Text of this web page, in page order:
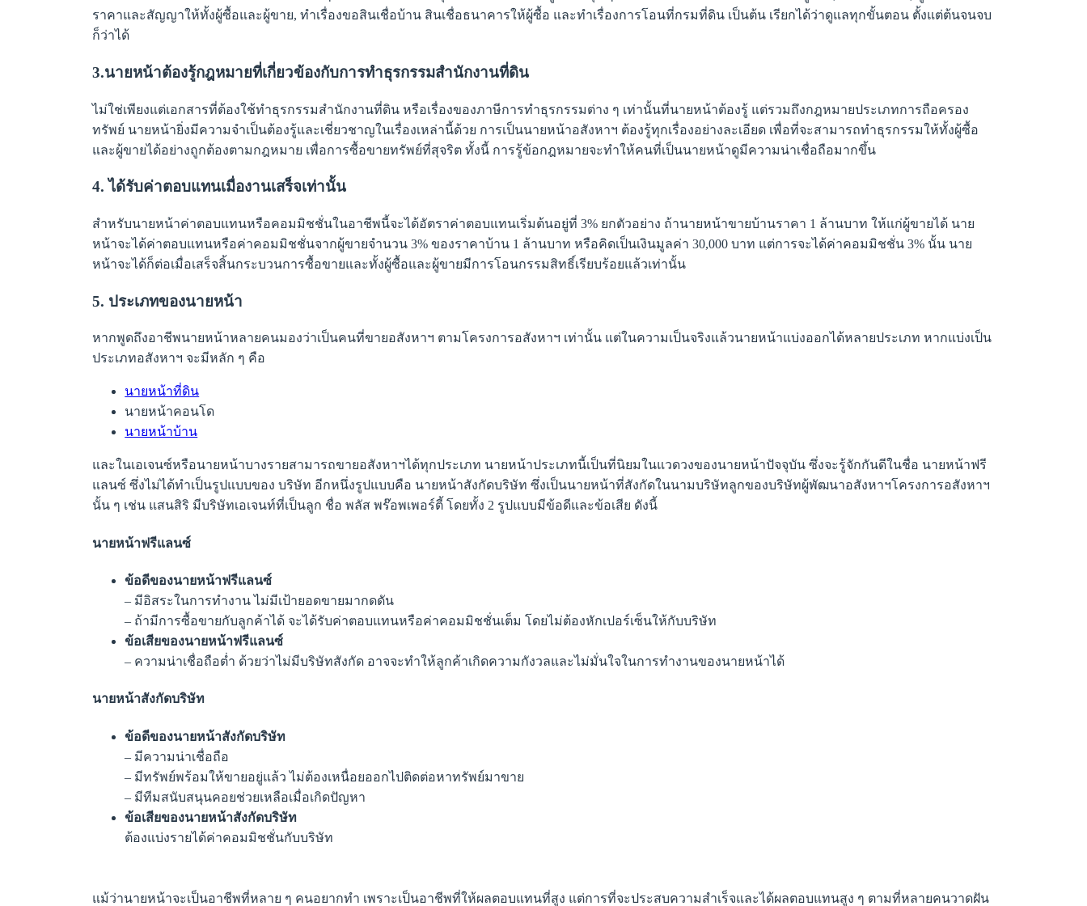
ราคาและสัญญาให้ทั้งผู้ซื้อและผู้ขาย, ทำเรื่องขอสินเชื่อบ้าน สินเชื่อธนาคารให้ผู้ซื้อ และทำเรื่องการโอนที่กรมที่ดิน เป็นต้น เรียกได้ว่าดูแลทุกขั้นตอน ตั้งแต่ต้นจนจบ
ก็ว่าได้
3.นายหน้าต้องรู้กฎหมายที่เกี่ยวข้องกับการทำธุรกรรมสำนักงานที่ดิน
ไม่ใช่เพียงแต่เอกสารที่ต้องใช้ทำธุรกรรมสำนักงานที่ดิน หรือเรื่องของภาษีการทำธุรกรรมต่าง ๆ เท่านั้นที่นายหน้าต้องรู้ แต่รวมถึงกฎหมายประเภทการถือครอง
ทรัพย์ นายหน้ายิ่งมีความจำเป็นต้องรู้และเชี่ยวชาญในเรื่องเหล่านี้ด้วย การเป็นนายหน้าอสังหาฯ ต้องรู้ทุกเรื่องอย่างละเอียด เพื่อที่จะสามารถทำธุรกรรมให้ทั้งผู้ซื้อ
และผู้ขายได้อย่างถูกต้องตามกฎหมาย เพื่อการซื้อขายทรัพย์ที่สุจริต ทั้งนี้ การรู้ข้อกฎหมายจะทำให้คนที่เป็นนายหน้าดูมีความน่าเชื่อถือมากขึ้น
4. ได้รับค่าตอบแทนเมื่องานเสร็จเท่านั้น
สำหรับนายหน้าค่าตอบแทนหรือคอมมิชชั่นในอาชีพนี้จะได้อัตราค่าตอบแทนเริ่มต้นอยู่ที่ 3% ยกตัวอย่าง ถ้านายหน้าขายบ้านราคา 1 ล้านบาท ให้แก่ผู้ขายได้ นาย
หน้าจะได้ค่าตอบแทนหรือค่าคอมมิชชั่นจากผู้ขายจำนวน 3% ของราคาบ้าน 1 ล้านบาท หรือคิดเป็นเงินมูลค่า 30,000 บาท แต่การจะได้ค่าคอมมิชชั่น 3% นั้น นาย
หน้าจะได้ก็ต่อเมื่อเสร็จสิ้นกระบวนการซื้อขายและทั้งผู้ซื้อและผู้ขายมีการโอนกรรมสิทธิ์เรียบร้อยแล้วเท่านั้น
5. ประเภทของนายหน้า
หากพูดถึงอาชีพนายหน้าหลายคนมองว่าเป็นคนที่ขายอสังหาฯ ตามโครงการอสังหาฯ เท่านั้น แต่ในความเป็นจริงแล้วนายหน้าแบ่งออกได้หลายประเภท หากแบ่งเป็น
ประเภทอสังหาฯ จะมีหลัก ๆ คือ
นายหน้าที่ดิน
นายหน้าคอนโด
นายหน้าบ้าน
และในเอเจนซ์หรือนายหน้าบางรายสามารถขายอสังหาฯได้ทุกประเภท นายหน้าประเภทนี้เป็นที่นิยมในแวดวงของนายหน้าปัจจุบัน ซึ่งจะรู้จักกันดีในชื่อ นายหน้าฟรี
แลนซ์ ซึ่งไม่ได้ทำเป็นรูปแบบของ บริษัท อีกหนึ่งรูปแบบคือ นายหน้าสังกัดบริษัท ซึ่งเป็นนายหน้าที่สังกัดในนามบริษัทลูกของบริษัทผู้พัฒนาอสังหาฯโครงการอสังหาฯ
นั้น ๆ เช่น แสนสิริ มีบริษัทเอเจนท์ที่เป็นลูก ชื่อ พลัส พร๊อพเพอร์ตี้ โดยทั้ง 2 รูปแบบมีข้อดีและข้อเสีย ดังนี้
นายหน้าฟรีแลนซ์
ข้อดีของนายหน้าฟรีแลนซ์
– มีอิสระในการทำงาน ไม่มีเป้ายอดขายมากดดัน
– ถ้ามีการซื้อขายกับลูกค้าได้ จะได้รับค่าตอบแทนหรือค่าคอมมิชชั่นเต็ม โดยไม่ต้องหักเปอร์เซ็นให้กับบริษัท
ข้อเสียของนายหน้าฟรีแลนซ์
– ความน่าเชื่อถือต่ำ ด้วยว่าไม่มีบริษัทสังกัด อาจจะทำให้ลูกค้าเกิดความกังวลและไม่มั่นใจในการทำงานของนายหน้าได้
นายหน้าสังกัดบริษัท
ข้อดีของนายหน้าสังกัดบริษัท
– มีความน่าเชื่อถือ
– มีทรัพย์พร้อมให้ขายอยู่แล้ว ไม่ต้องเหนื่อยออกไปติดต่อหาทรัพย์มาขาย
– มีทีมสนับสนุนคอยช่วยเหลือเมื่อเกิดปัญหา
ข้อเสียของนายหน้าสังกัดบริษัท
ต้องแบ่งรายได้ค่าคอมมิชชั่นกับบริษัท
แม้ว่านายหน้าจะเป็นอาชีพที่หลาย ๆ คนอยากทำ เพราะเป็นอาชีพที่ให้ผลตอบแทนที่สูง แต่การที่จะประสบความสำเร็จและได้ผลตอบแทนสูง ๆ ตามที่หลายคนวาดฝัน